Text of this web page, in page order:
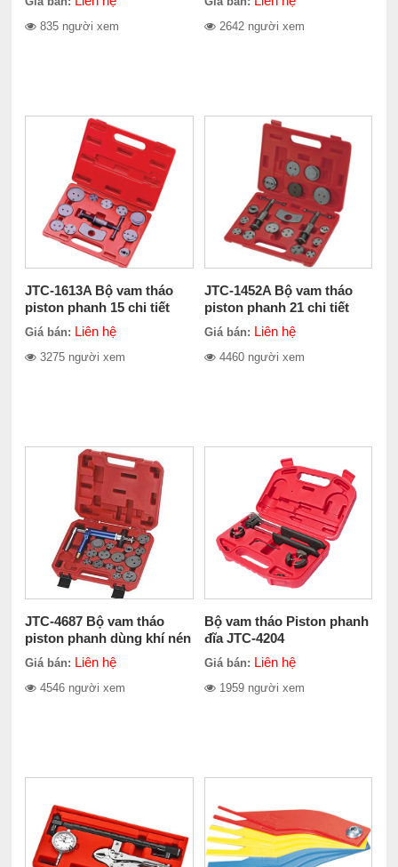
835 người xem 2642 người xem
JTC-1613A Bộ vam tháo
piston phanh 15 chi tiết
Giá bán: Liên hệ
3275 người xem
JTC-1452A Bộ vam tháo
piston phanh 21 chi tiết
Giá bán: Liên hệ
4460 người xem
JTC-4687 Bộ vam tháo
piston phanh dùng khí nén
Giá bán: Liên hệ
4546 người xem
Bộ vam tháo Piston phanh
đĩa JTC-4204
Giá bán: Liên hệ
1959 người xem